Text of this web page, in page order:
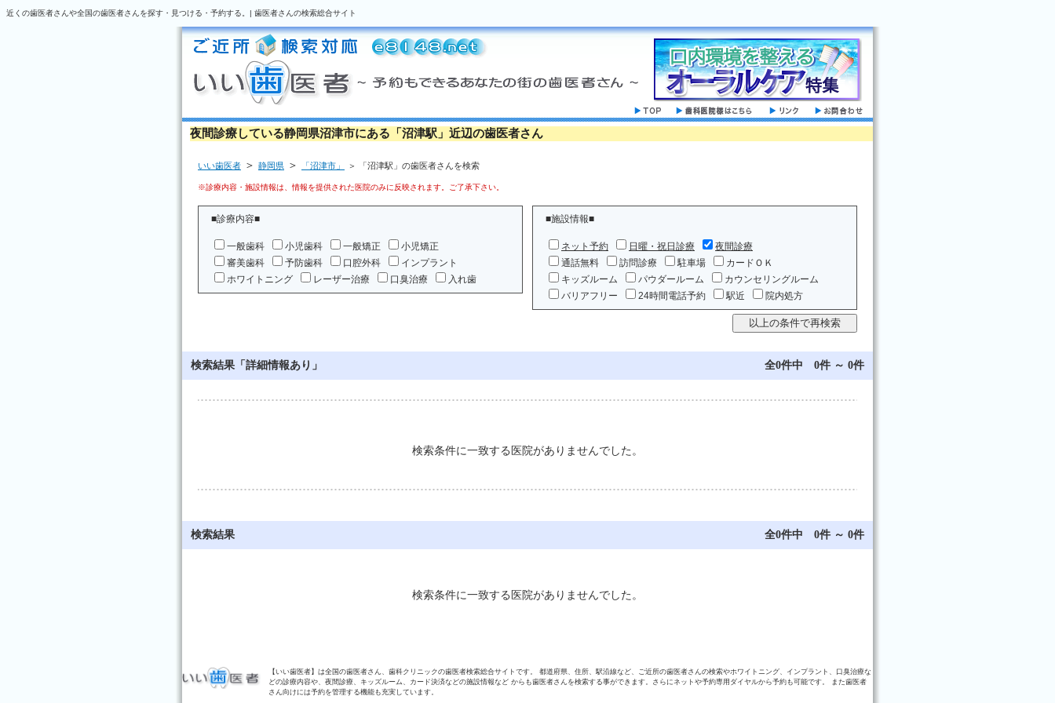
近くの歯医者さんや全国の歯医者さんを探す・見つける・予約する。| 歯医者さんの検索総合サイト
夜間診療している静岡県沼津市にある「沼津駅」近辺の歯医者さん
いい歯医者 ＞ 静岡県 ＞ 「沼津市」 ＞ 「沼津駅」の歯医者さんを検索
※診療内容・施設情報は、情報を提供された医院のみに反映されます。ご了承下さい。
■診療内容■
一般歯科 小児歯科 一般矯正
小児矯正
審美歯科
予防歯科 口腔外科
インプラント
ホワイトニング
レーザー治療 口臭治療 入れ歯
■施設情報■
ネット予約 日曜・祝日診療
夜間診療
通話無料
訪問診療 駐車場
カードＯＫ
キッズルーム
パウダールーム
カウンセリングルーム
バリアフリー
24時間電話予約 駅近 院内処方
検索結果「詳細情報あり」 全0件中 0件 ～ 0件
検索条件に一致する医院がありませんでした。
検索結果 全0件中 0件 ～ 0件
検索条件に一致する医院がありませんでした。
【いい歯医者】は全国の歯医者さん、歯科クリニックの歯医者検索総合サイトです。 都道府県、住所、駅沿線など、ご近所の歯医者さんの検索やホワイトニング、インプラント、口臭治療な
どの診療内容や、夜間診療、キッズルーム、カード決済などの施設情報など からも歯医者さんを検索する事ができます。さらにネットや予約専用ダイヤルから予約も可能です。 また歯医者
さん向けには予約を管理する機能も充実しています。